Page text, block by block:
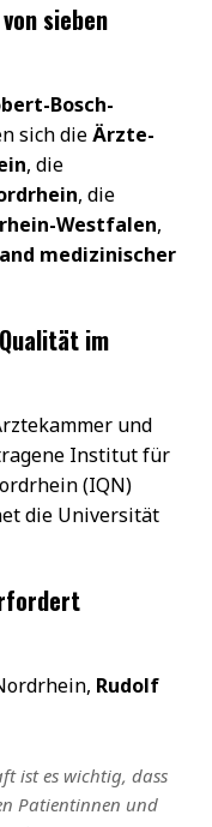
sieben
Bosch-
sich dieÄrzte-
, die
, die
Westfalen,
medizinischer
im
und
Institut für
(IQN)
die Universität
Rudolf
ist es wichtig, dass
Patientinnen und